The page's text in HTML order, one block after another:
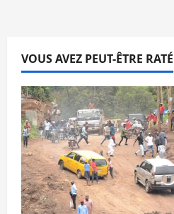
VOUS AVEZ PEUT-ÊTRE RATÉ